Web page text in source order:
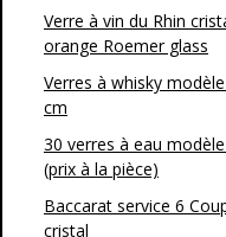
Verre à vin du Rhin
orange Roemer glass
Verres à whisky
cm
30 verres à eau
(prix à la pièce)
Baccarat service 6
cristal